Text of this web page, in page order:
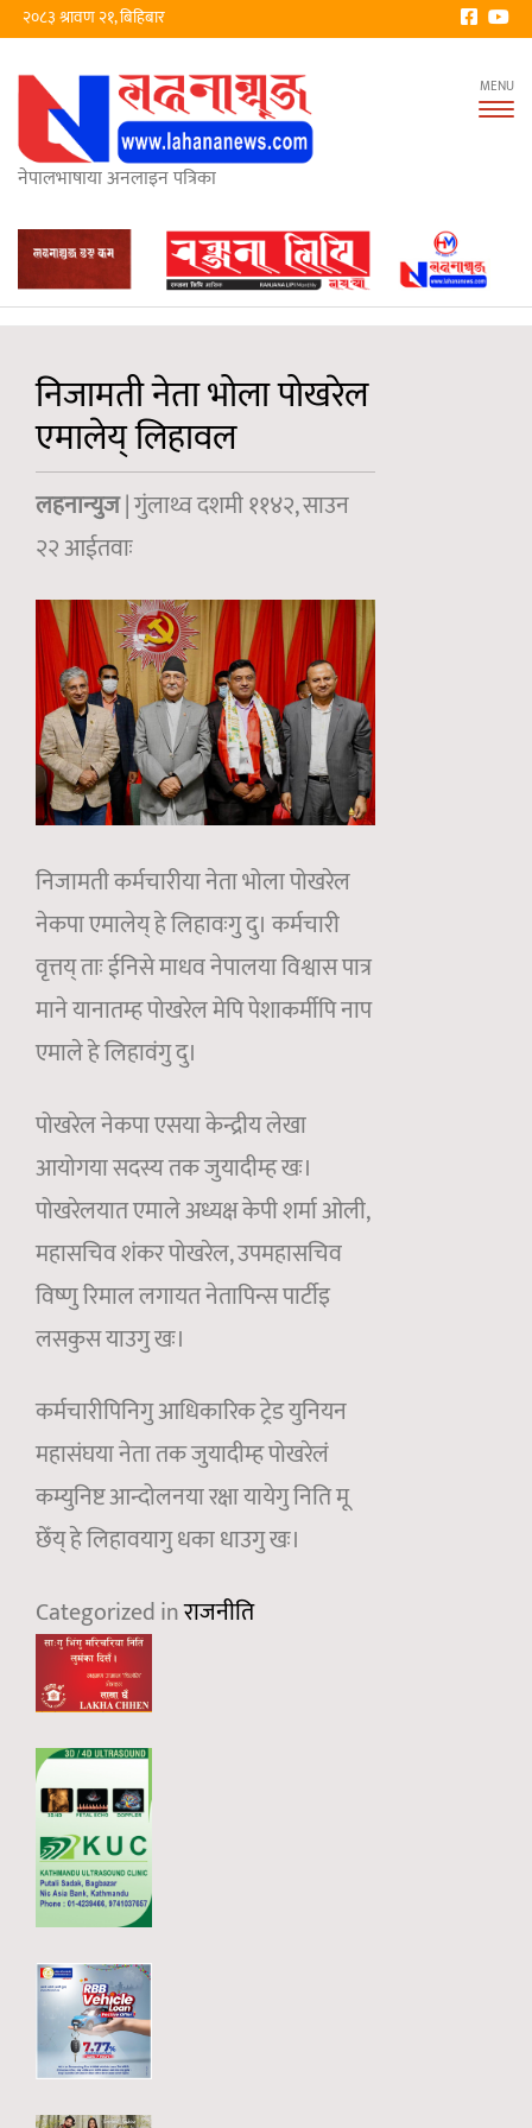
२०८३ श्रावण २१, बिहिबार
नेपालभाषाया अनलाइन पत्रिका
निजामती नेता भोला पोखरेल
एमालेय् लिहावल
लहनान्युज| गुंलाथ्व दशमी ११४२, साउन
२२ आईतवाः
निजामती कर्मचारीया नेता भोला पोखरेल
नेकपा एमालेय् हे लिहावःगु दु। कर्मचारी
वृत्तय् ताः ईनिसे माधव नेपालया विश्वास पात्र
माने यानातम्ह पोखरेल मेपि पेशाकर्मीपि नाप
एमाले हे लिहावंगु दु।
पोखरेल नेकपा एसया केन्द्रीय लेखा
आयोगया सदस्य तक जुयादीम्ह खः।
पोखरेलयात एमाले अध्यक्ष केपी शर्मा ओली,
महासचिव शंकर पोखरेल, उपमहासचिव
विष्णु रिमाल लगायत नेतापिन्स पार्टीइ
लसकुस याउगु खः।
कर्मचारीपिनिगु आधिकारिक ट्रेड युनियन
महासंघया नेता तक जुयादीम्ह पोखरेलं
कम्युनिष्ट आन्दोलनया रक्षा यायेगु निति मू
छेँय् हे लिहावयागु धका धाउगु खः।
Categorized inराजनीति